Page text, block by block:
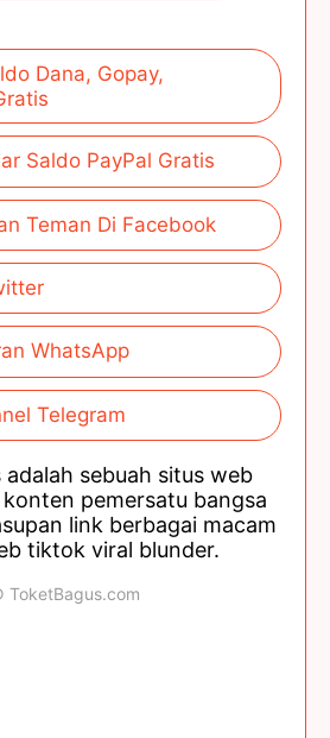
Dana, Gopay,
Saldo PayPal Gratis
Teman Di Facebook
WhatsApp
Telegram
sebuah situs web
pemersatu bangsa
link berbagai macam
tiktok viral blunder.
ToketBagus.com